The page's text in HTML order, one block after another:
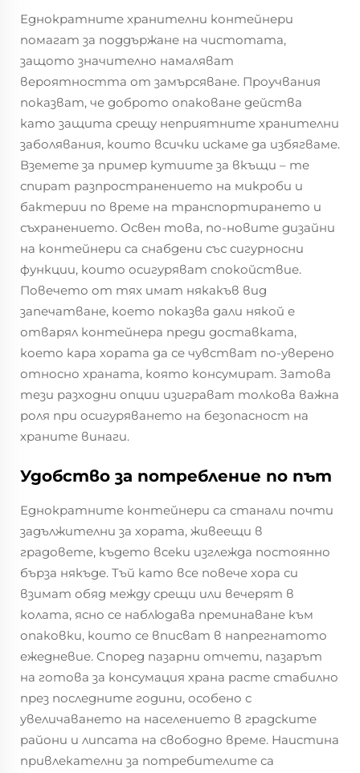
Еднократните хранителни контейнери
помагат за поддържане на чистотата,
защото значително намаляват
вероятността от замърсяване. Проучвания
показват, че доброто опаковане действа
като защита срещу неприятните хранителни
заболявания, които всички искаме да избягваме.
Вземете за пример кутиите за вкъщи – те
спират разпространението на микроби и
бактерии по време на транспортирането и
съхранението. Освен това, по-новите дизайни
на контейнери са снабдени със сигурносни
функции, които осигуряват спокойствие.
Повечето от тях имат някакъв вид
запечатване, което показва дали някой е
отварял контейнера преди доставката,
което кара хората да се чувстват по-уверено
относно храната, която консумират. Затова
тези разходни опции изиграват толкова важна
роля при осигуряването на безопасност на
храните винаги.
Удобство за потребление по път
Еднократните контейнери са станали почти
задължителни за хората, живеещи в
градовете, където всеки изглежда постоянно
бърза някъде. Тъй като все повече хора си
взимат обяд между срещи или вечерят в
колата, ясно се наблюдава преминаване към
опаковки, които се вписват в напрегнатото
ежедневие. Според пазарни отчети, пазарът
на готова за консумация храна расте стабилно
през последните години, особено с
увеличаването на населението в градските
райони и липсата на свободно време. Наистина
привлекателни за потребителите са